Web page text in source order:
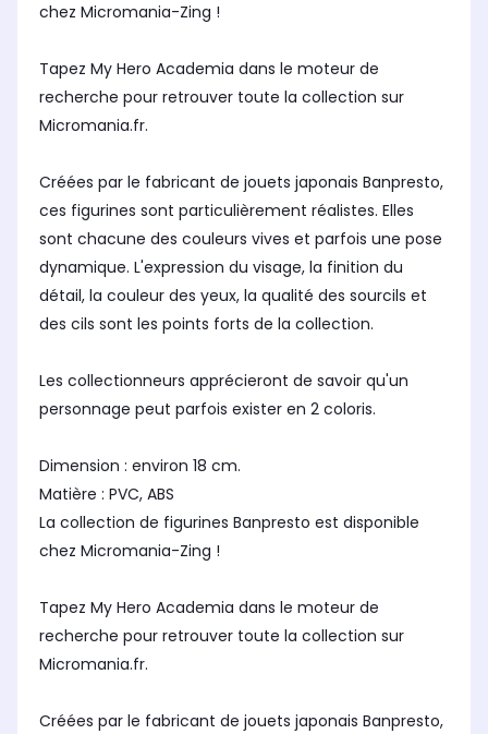
chez Micromania-Zing !
Tapez My Hero Academia dans le moteur de
recherche pour retrouver toute la collection sur
Micromania.fr.
Créées par le fabricant de jouets japonais Banpresto,
ces figurines sont particulièrement réalistes. Elles
sont chacune des couleurs vives et parfois une pose
dynamique. L'expression du visage, la finition du
détail, la couleur des yeux, la qualité des sourcils et
des cils sont les points forts de la collection.
Les collectionneurs apprécieront de savoir qu'un
personnage peut parfois exister en 2 coloris.
Dimension : environ 18 cm.
Matière : PVC, ABS
La collection de figurines Banpresto est disponible
chez Micromania-Zing !
Tapez My Hero Academia dans le moteur de
recherche pour retrouver toute la collection sur
Micromania.fr.
Créées par le fabricant de jouets japonais Banpresto,